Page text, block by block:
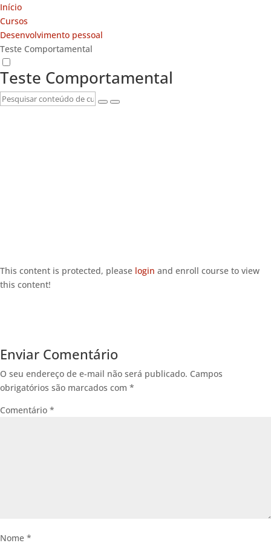
Início
Cursos
Desenvolvimento pessoal
Teste Comportamental
Teste Comportamental
This content is protected, please login and enroll course to view
this content!
Enviar Comentário
O seu endereço de e-mail não será publicado. Campos
obrigatórios são marcados com *
Comentário *
Nome *